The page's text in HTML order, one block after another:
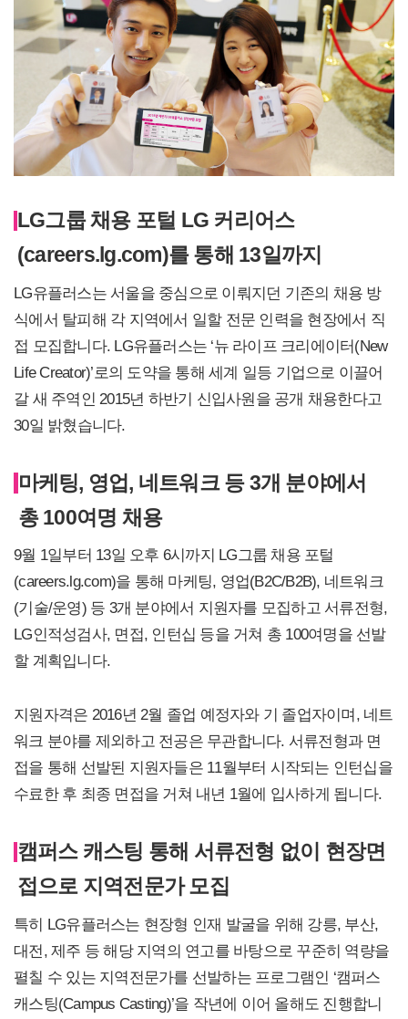
LG그룹 채용 포털 LG 커리어스
(careers.lg.com)를 통해 13일까지
LG유플러스는 서울을 중심으로 이뤄지던 기존의 채용 방
식에서 탈피해 각 지역에서 일할 전문 인력을 현장에서 직
접 모집합니다. LG유플러스는 ‘뉴 라이프 크리에이터(New
Life Creator)’로의 도약을 통해 세계 일등 기업으로 이끌어
갈 새 주역인 2015년 하반기 신입사원을 공개 채용한다고
30일 밝혔습니다.
마케팅, 영업, 네트워크 등 3개 분야에서
총 100여명 채용
9월 1일부터 13일 오후 6시까지 LG그룹 채용 포털
(careers.lg.com)을 통해 마케팅, 영업(B2C/B2B), 네트워크
(기술/운영) 등 3개 분야에서 지원자를 모집하고 서류전형,
LG인적성검사, 면접, 인턴십 등을 거쳐 총 100여명을 선발
할 계획입니다.
지원자격은 2016년 2월 졸업 예정자와 기 졸업자이며, 네트
워크 분야를 제외하고 전공은 무관합니다. 서류전형과 면
접을 통해 선발된 지원자들은 11월부터 시작되는 인턴십을
수료한 후 최종 면접을 거쳐 내년 1월에 입사하게 됩니다.
캠퍼스 캐스팅 통해 서류전형 없이 현장면
접으로 지역전문가 모집
특히 LG유플러스는 현장형 인재 발굴을 위해 강릉, 부산,
대전, 제주 등 해당 지역의 연고를 바탕으로 꾸준히 역량을
펼칠 수 있는 지역전문가를 선발하는 프로그램인 ‘캠퍼스
캐스팅(Campus Casting)’을 작년에 이어 올해도 진행합니